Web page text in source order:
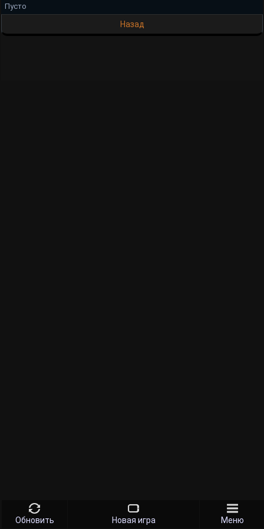
Пусто
Назад
Обновить Новая игра Меню